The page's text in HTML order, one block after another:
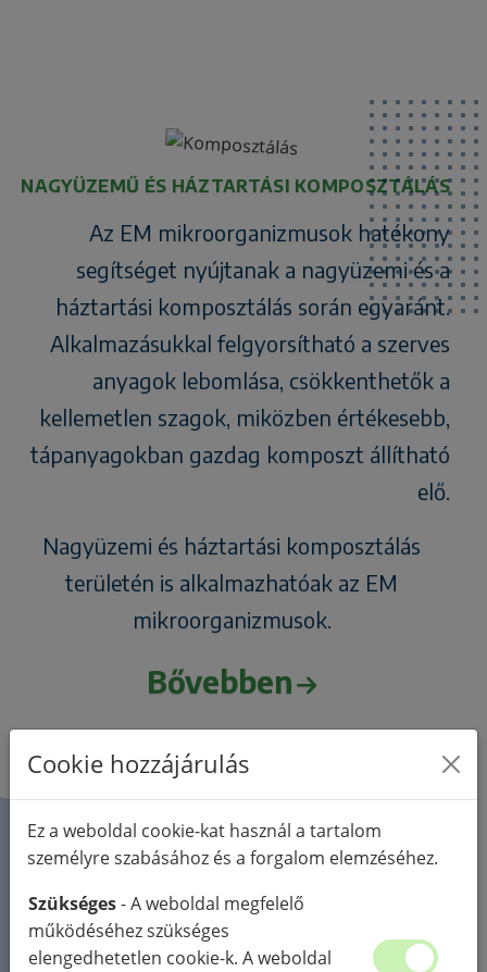
NAGYÜZEMŰ ÉS HÁZTARTÁSI KOMPOSZTÁLÁS
Az EM mikroorganizmusok hatékony
segítséget nyújtanak a nagyüzemi és a
háztartási komposztálás során egyaránt.
Alkalmazásukkal felgyorsítható a szerves
anyagok lebomlása, csökkenthetők a
kellemetlen szagok, miközben értékesebb,
tápanyagokban gazdag komposzt állítható
elő.
Nagyüzemi és háztartási komposztálás
területén is alkalmazhatóak az EM
mikroorganizmusok.
Bővebben
Cookie hozzájárulás
Ez a weboldal cookie-kat használ a tartalom
személyre szabásához és a forgalom elemzéséhez.
Szükséges- A weboldal megfelelő
működéséhez szükséges
elengedhetetlen cookie-k. A weboldal